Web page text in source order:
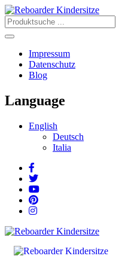
Impressum
Datenschutz
Blog
Language
English
Deutsch
Italia